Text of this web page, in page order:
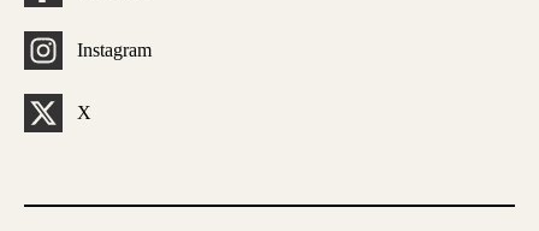
Instagram
X